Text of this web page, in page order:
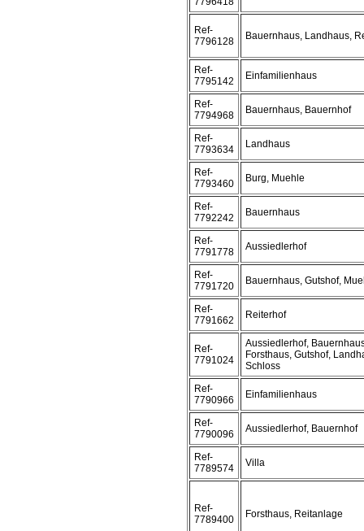
Ref-
7796128
Bauernhaus, Landhaus,
Ref-
7795142
Einfamilienhaus
Ref-
7794968
Bauernhaus, Bauernhof
Ref-
7793634
Landhaus
Ref-
7793460
Burg, Muehle
Ref-
7792242
Bauernhaus
Ref-
7791778
Aussiedlerhof
Ref-
7791720
Bauernhaus, Gutshof,
Ref-
7791662
Reiterhof
Ref-
7791024
Aussiedlerhof,
Forsthaus, Gutshof,
Schloss
Ref-
7790966
Einfamilienhaus
Ref-
7790096
Aussiedlerhof, Bauernhof
Ref-
7789574
Villa
Ref-
7789400
Forsthaus, Reitanlage